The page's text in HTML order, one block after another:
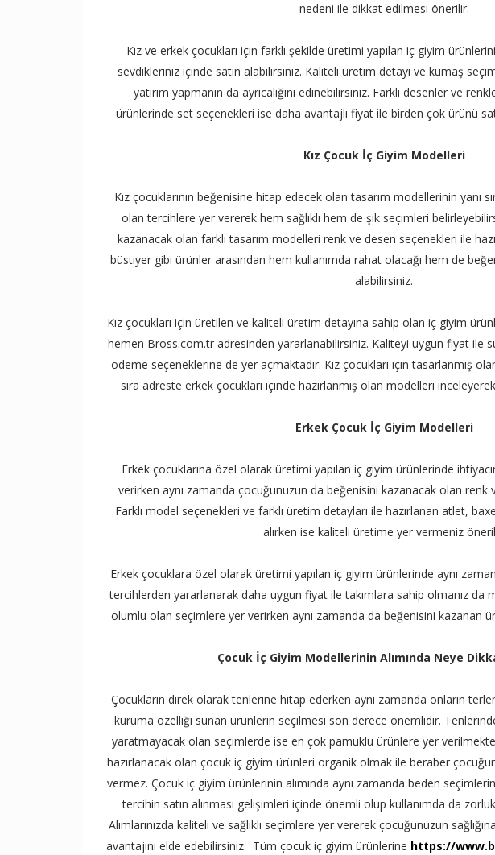
nedeni ile dikkat edilmesi önerilir.
Kız ve erkek çocukları için farklı şekilde üretimi yapılan iç giyim
sevdikleriniz içinde satın alabilirsiniz. Kaliteli üretim detayı ve kumaş
yatırım yapmanın da ayrıcalığını edinebilirsiniz. Farklı desenler ve
ürünlerinde set seçenekleri ise daha avantajlı fiyat ile birden çok ürünü
Kız Çocuk İç Giyim Modelleri
Kız çocuklarının beğenisine hitap edecek olan tasarım modellerinin yanı
olan tercihlere yer vererek hem sağlıklı hem de şık seçimleri
kazanacak olan farklı tasarım modelleri renk ve desen seçenekleri ile
büstiyer gibi ürünler arasından hem kullanımda rahat olacağı hem de
alabilirsiniz.
Kız çocukları için üretilen ve kaliteli üretim detayına sahip olan iç giyim
hemen Bross.com.tr adresinden yararlanabilirsiniz. Kaliteyi uygun fiyat ile
ödeme seçeneklerine de yer açmaktadır. Kız çocukları için tasarlanmış
sıra adreste erkek çocukları içinde hazırlanmış olan modelleri
Erkek Çocuk İç Giyim Modelleri
Erkek çocuklarına özel olarak üretimi yapılan iç giyim ürünlerinde
verirken aynı zamanda çocuğunuzun da beğenisini kazanacak olan renk
Farklı model seçenekleri ve farklı üretim detayları ile hazırlanan atlet,
alırken ise kaliteli üretime yer vermeniz
Erkek çocuklara özel olarak üretimi yapılan iç giyim ürünlerinde aynı
tercihlerden yararlanarak daha uygun fiyat ile takımlara sahip olmanız da
olumlu olan seçimlere yer verirken aynı zamanda da beğenisini kazanan
Çocuk İç Giyim Modellerinin Alımında Neye
Çocukların direk olarak tenlerine hitap ederken aynı zamanda onların
kuruma özelliği sunan ürünlerin seçilmesi son derece önemlidir.
yaratmayacak olan seçimlerde ise en çok pamuklu ürünlere yer
hazırlanacak olan çocuk iç giyim ürünleri organik olmak ile beraber
vermez. Çocuk iç giyim ürünlerinin alımında aynı zamanda beden
tercihin satın alınması gelişimleri içinde önemli olup kullanımda da
Alımlarınızda kaliteli ve sağlıklı seçimlere yer vererek çocuğunuzun
avantajını elde edebilirsiniz. Tüm çocuk iç giyim ürünlerine https://